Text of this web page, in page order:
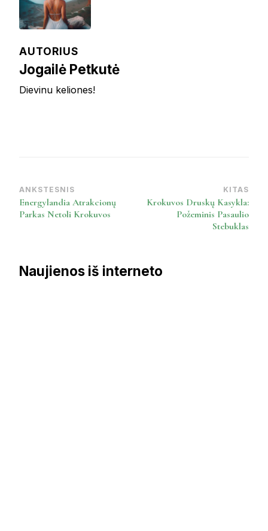
AUTORIUS
Jogailė Petkutė
Dievinu keliones!
Post
Navigation
ANKSTESNIS
Energylandia Atrakcionų
Parkas Netoli Krokuvos
KITAS
Krokuvos Druskų Kasykla:
Požeminis Pasaulio
Stebuklas
Naujienos iš interneto